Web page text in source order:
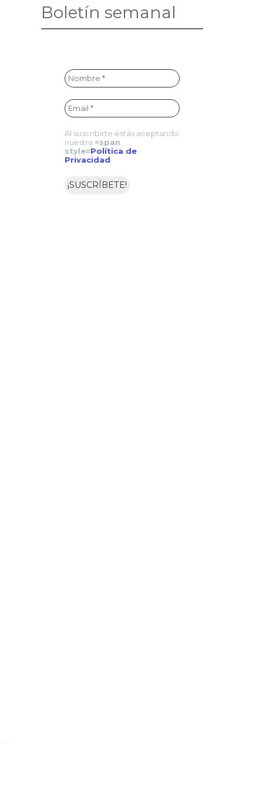
Boletín semanal
Al suscribirte estás aceptando
nuestra <span
style=Política de
Privacidad